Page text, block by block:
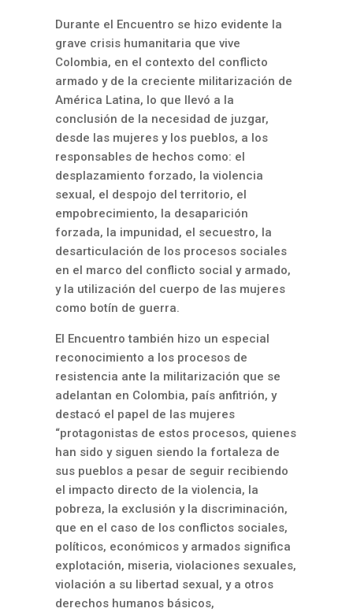
Durante el Encuentro se hizo evidente la
grave crisis humanitaria que vive
Colombia, en el contexto del conflicto
armado y de la creciente militarización de
América Latina, lo que llevó a la
conclusión de la necesidad de juzgar,
desde las mujeres y los pueblos, a los
responsables de hechos como: el
desplazamiento forzado, la violencia
sexual, el despojo del territorio, el
empobrecimiento, la desaparición
forzada, la impunidad, el secuestro, la
desarticulación de los procesos sociales
en el marco del conflicto social y armado,
y la utilización del cuerpo de las mujeres
como botín de guerra.
El Encuentro también hizo un especial
reconocimiento a los procesos de
resistencia ante la militarización que se
adelantan en Colombia, país anfitrión, y
destacó el papel de las mujeres
“protagonistas de estos procesos, quienes
han sido y siguen siendo la fortaleza de
sus pueblos a pesar de seguir recibiendo
el impacto directo de la violencia, la
pobreza, la exclusión y la discriminación,
que en el caso de los conflictos sociales,
políticos, económicos y armados significa
explotación, miseria, violaciones sexuales,
violación a su libertad sexual, y a otros
derechos humanos básicos,